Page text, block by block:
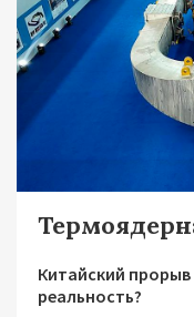
Китайский прорыв
реальность?